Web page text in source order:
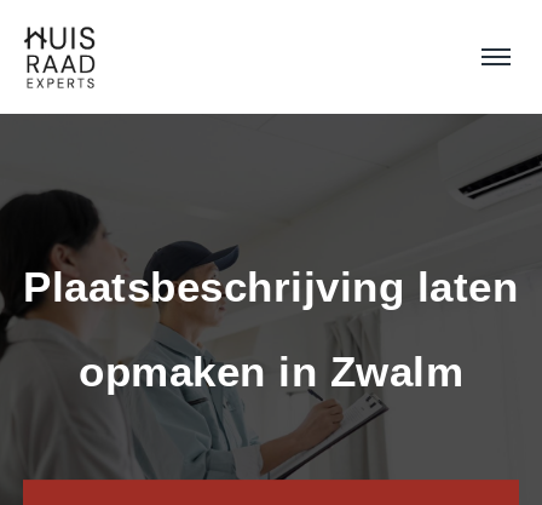
Plaatsbeschrijving laten
opmaken in Zwalm